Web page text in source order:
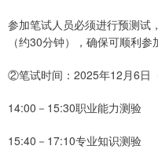
参加笔试人员必须进行预测试
（约30分钟），确保可顺利参
②笔试时间：2025年12月6日
14:00－15:30职业能力测验
15:40－17:10专业知识测验